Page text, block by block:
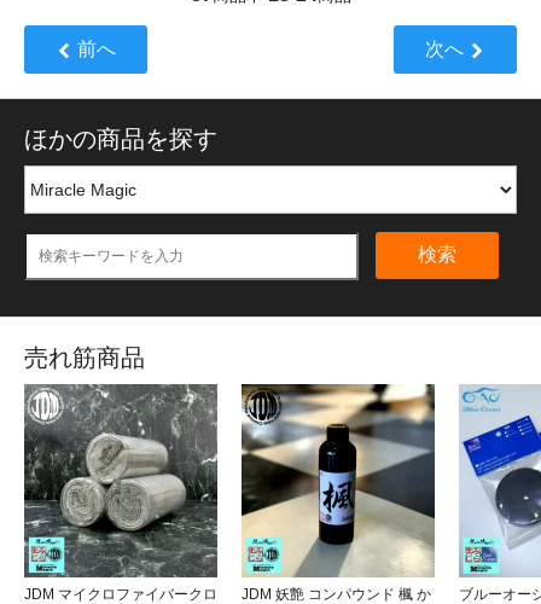
前へ 次へ
ほかの商品を探す
検索
売れ筋商品
JDM マイクロファイバークロ
JDM 妖艶 コンパウンド 楓 か
ブルーオー